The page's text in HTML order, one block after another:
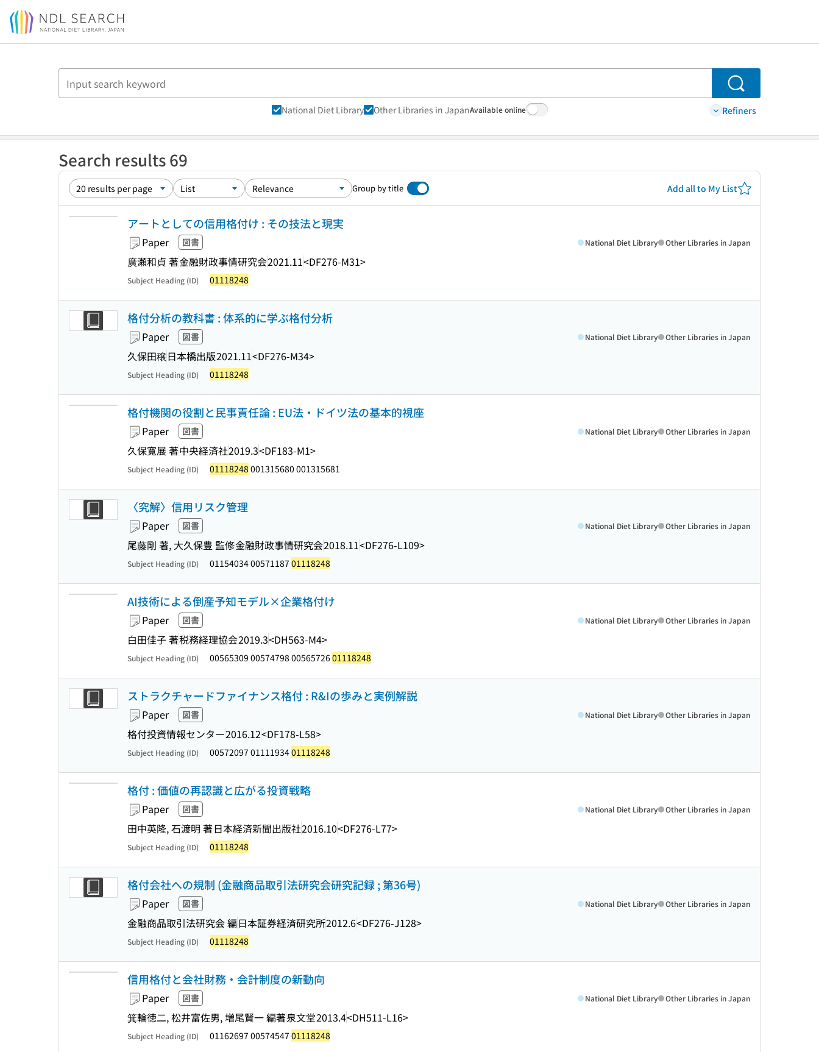
Jump to main content
Search
National Diet Library Other Libraries in JapanAvailable online Refiners
Search results 69
Group by title Add all to My List
アートとしての信用格付け : その技法と現実
Paper 図書
廣瀬和貞 著金融財政事情研究会2021.11<DF276-M31>
National Diet Library Other Libraries in Japan
Subject Heading (ID) 01118248
格付分析の教科書 : 体系的に学ぶ格付分析
Paper 図書
久保田穣日本橋出版2021.11<DF276-M34>
National Diet Library Other Libraries in Japan
Subject Heading (ID) 01118248
格付機関の役割と民事責任論 : EU法・ドイツ法の基本的視座
Paper 図書
久保寛展 著中央経済社2019.3<DF183-M1>
National Diet Library Other Libraries in Japan
Subject Heading (ID) 01118248 001315680 001315681
〈究解〉信用リスク管理
Paper 図書
尾藤剛 著, 大久保豊 監修金融財政事情研究会2018.11<DF276-L109>
National Diet Library Other Libraries in Japan
Subject Heading (ID) 01154034 00571187 01118248
AI技術による倒産予知モデル×企業格付け
Paper 図書
白田佳子 著税務経理協会2019.3<DH563-M4>
National Diet Library Other Libraries in Japan
Subject Heading (ID) 00565309 00574798 0056572601118248
ストラクチャードファイナンス格付 : R&Iの歩みと実例解説
Paper 図書
格付投資情報センター2016.12<DF178-L58>
National Diet Library Other Libraries in Japan
Subject Heading (ID) 00572097 0111193401118248
格付 : 価値の再認識と広がる投資戦略
Paper 図書
田中英隆, 石渡明 著日本経済新聞出版社2016.10<DF276-L77>
National Diet Library Other Libraries in Japan
Subject Heading (ID) 01118248
格付会社への規制 (金融商品取引法研究会研究記録 ; 第36号)
Paper 図書
金融商品取引法研究会 編日本証券経済研究所2012.6<DF276-J128>
National Diet Library Other Libraries in Japan
Subject Heading (ID) 01118248
信用格付と会社財務・会計制度の新動向
Paper 図書
箕輪徳二, 松井富佐男, 増尾賢一 編著泉文堂2013.4<DH511-L16>
National Diet Library Other Libraries in Japan
Subject Heading (ID) 01162697 00574547 01118248